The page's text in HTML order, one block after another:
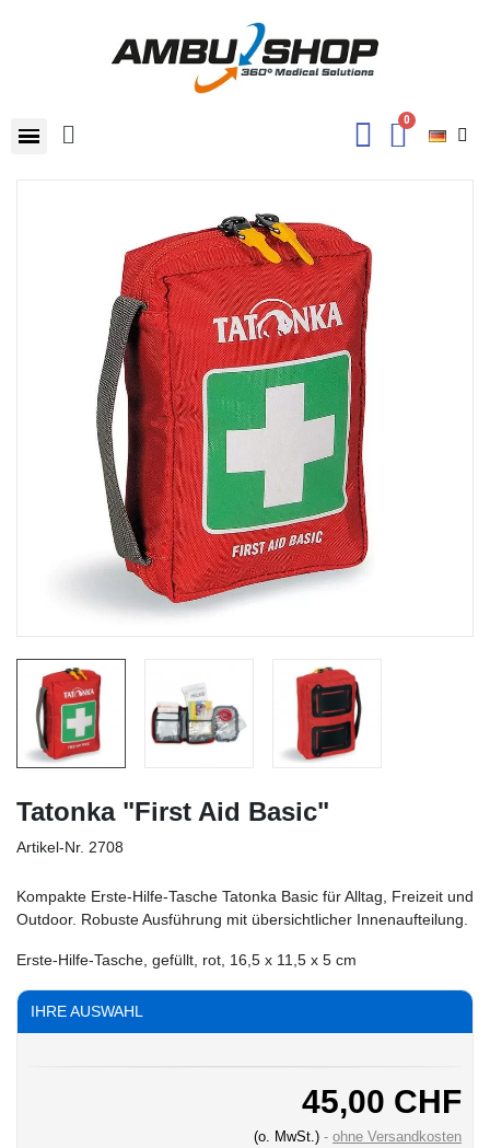
Tatonka "First Aid Basic"
Artikel-Nr. 2708
Kompakte Erste-Hilfe-Tasche Tatonka Basic für Alltag, Freizeit und
Outdoor. Robuste Ausführung mit übersichtlicher Innenaufteilung.
Erste-Hilfe-Tasche, gefüllt, rot, 16,5 x 11,5 x 5 cm
IHRE AUSWAHL
45,00 CHF
(o. MwSt.)
ohne Versandkosten